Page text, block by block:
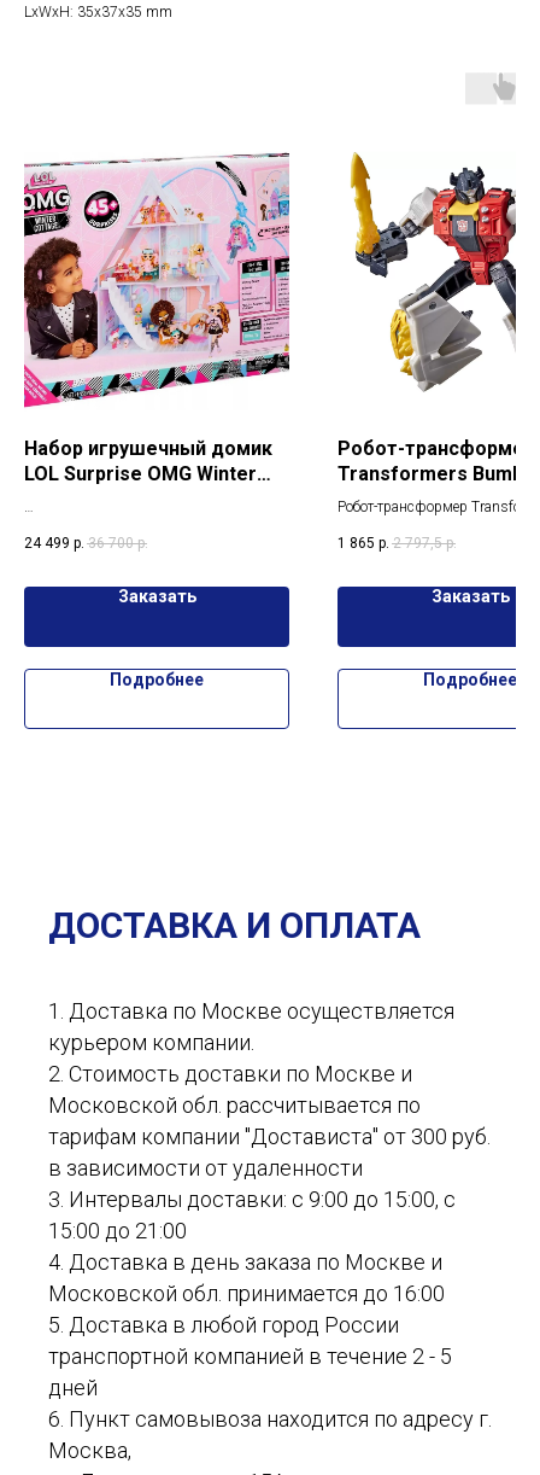
LxWxH: 35x37x35 mm
Набор игрушечный домик
LOL Surprise OMG Winter
OMG Winter Cottage with 45+ Surprises
24 499 р. 36 700 р.
Заказать
Подробнее
Робот-трансформер
Transformers
Cyberverse
Робот-трансформер
Dinobot Snarl F2770
1 865 р. 2 797,5 р.
Заказать
Подробнее
ДОСТАВКА И ОПЛАТА
1. Доставка по Москве осуществляется
курьером компании.
2. Стоимость доставки по Москве и
Московской обл. рассчитывается по
тарифам компании "Достависта" от 300 руб.
в зависимости от удаленности
3. Интервалы доставки: с 9:00 до 15:00, с
15:00 до 21:00
4. Доставка в день заказа по Москве и
Московской обл. принимается до 16:00
5. Доставка в любой город России
транспортной компанией в течение 2 - 5
дней
6. Пункт самовывоза находится по адресу г.
Москва,